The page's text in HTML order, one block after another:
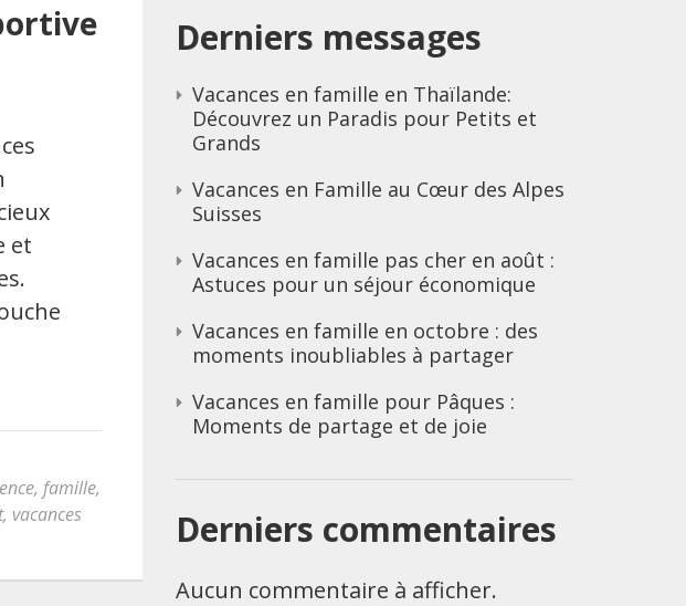
et
, famille,
, vacances
Derniers messages
Vacances en famille en Thaïlande:
Découvrez un Paradis pour Petits et
Grands
Vacances en Famille au Cœur des Alpes
Suisses
Vacances en famille pas cher en août :
Astuces pour un séjour économique
Vacances en famille en octobre : des
moments inoubliables à partager
Vacances en famille pour Pâques :
Moments de partage et de joie
Derniers commentaires
Aucun commentaire à afficher.